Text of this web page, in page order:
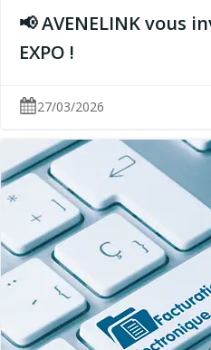
📢 AVENELINK vous
EXPO !
27/03/2026